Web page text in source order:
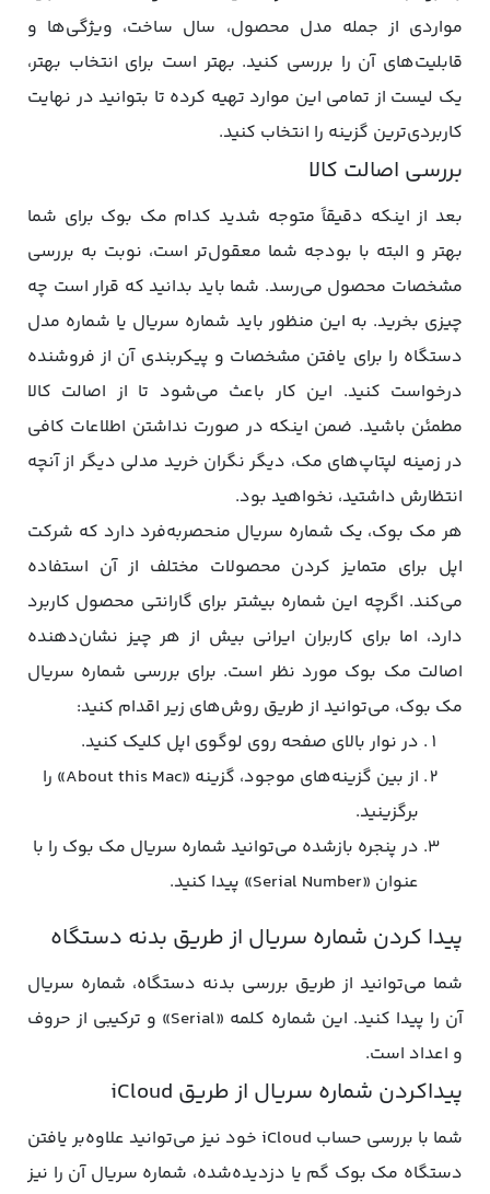
مواردی از جمله مدل محصول، سال ساخت، ویژگی‌ها و
قابلیت‌های آن را بررسی کنید. بهتر است برای انتخاب بهتر،
یک لیست از تمامی این موارد تهیه کرده تا بتوانید در نهایت
کاربردی‌ترین گزینه را انتخاب کنید.
بررسی اصالت کالا
بعد از اینکه دقیقاً متوجه شدید کدام مک‌ بوک برای شما
بهتر و البته با بودجه شما معقول‌تر است، نوبت به بررسی
مشخصات محصول می‌رسد. شما باید بدانید که قرار است چه
چیزی بخرید. به این منظور باید شماره سریال یا شماره مدل
دستگاه را برای یافتن مشخصات و پیکربندی آن از فروشنده
درخواست کنید. این کار باعث می‌شود تا از اصالت کالا
مطمئن باشید. ضمن اینکه در صورت نداشتن اطلاعات کافی
در زمینه لپتا‌پ‌های مک، دیگر نگران خرید مدلی دیگر از آنچه
انتظارش داشتید، نخواهید بود.
هر مک‌ بوک، یک شماره سریال منحصربه‌فرد دارد که شرکت
اپل برای متمایز کردن محصولات مختلف از آن استفاده
می‌کند. اگرچه این شماره بیشتر برای گارانتی محصول کاربرد
دارد، اما برای کاربران ایرانی بیش از هر چیز نشان‌دهنده
اصالت مک‌ بوک مورد نظر است. برای بررسی شماره سریال
مک‌ بوک، می‌توانید از طریق روش‌های زیر اقدام کنید:
در نوار بالای صفحه روی لوگوی اپل کلیک کنید.
از بین گزینه‌های موجود، گزینه «About this Mac» را
برگزینید.
در پنجره بازشده می‌توانید شماره سریال مک‌ بوک را با
عنوان «Serial Number» پیدا کنید.
پیدا کردن شماره سریال از طریق بدنه دستگاه
شما می‌توانید از طریق بررسی بدنه دستگاه، شماره سریال
آن را پیدا کنید. این شماره کلمه «Serial» و ترکیبی از حروف
و اعداد است.
پیداکردن شماره سریال از طریق iCloud
شما با بررسی حساب iCloud خود نیز می‌توانید علاوه‌بر یافتن
دستگاه مک‌ بوک گم یا دزدیده‌شده، شماره سریال آن را نیز